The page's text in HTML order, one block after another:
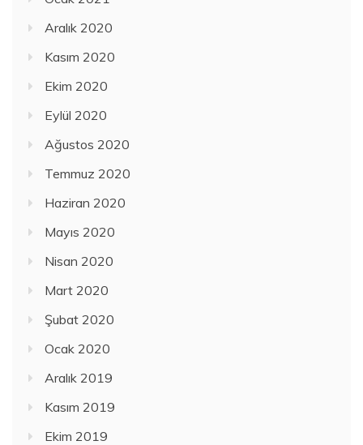
Aralık 2020
Kasım 2020
Ekim 2020
Eylül 2020
Ağustos 2020
Temmuz 2020
Haziran 2020
Mayıs 2020
Nisan 2020
Mart 2020
Şubat 2020
Ocak 2020
Aralık 2019
Kasım 2019
Ekim 2019